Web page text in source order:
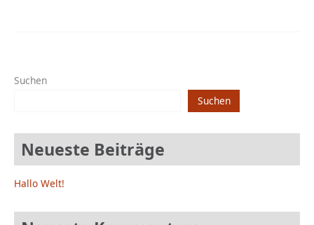
Suchen
Suchen
Neueste Beiträge
Hallo Welt!